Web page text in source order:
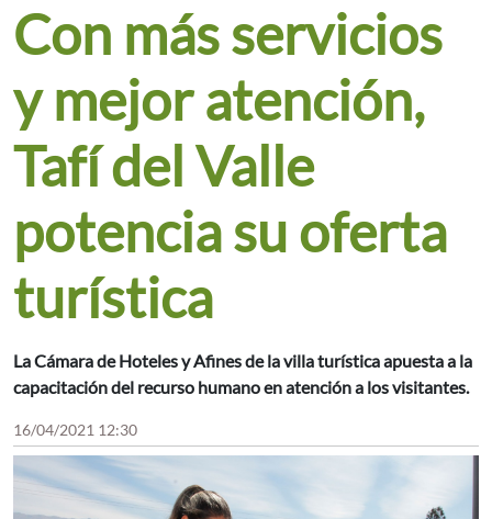
Con más servicios
y mejor atención,
Tafí del Valle
potencia su oferta
turística
La Cámara de Hoteles y Afines de la villa turística apuesta a la
capacitación del recurso humano en atención a los visitantes.
16/04/2021 12:30